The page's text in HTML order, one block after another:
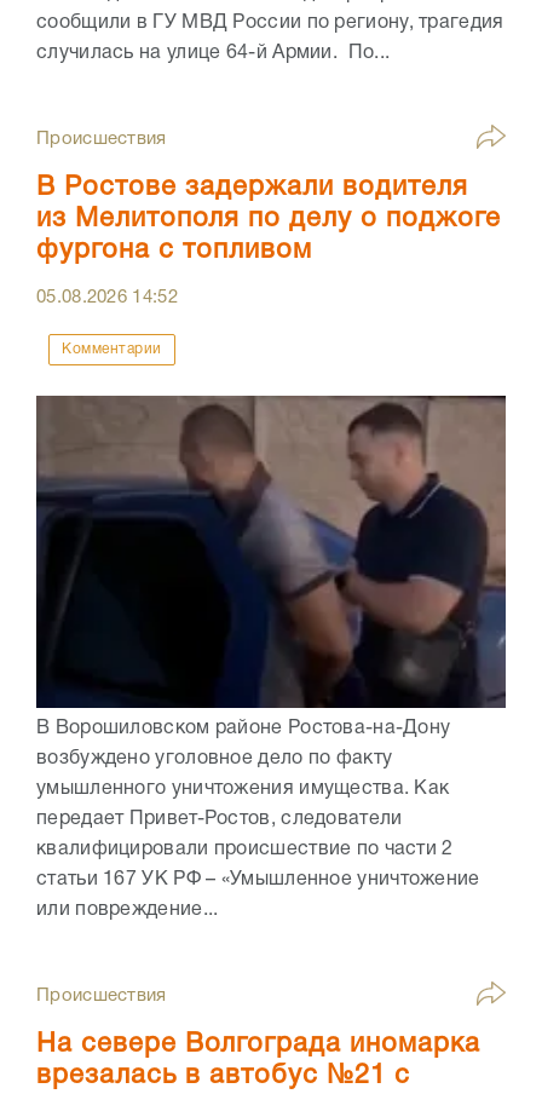
сообщили в ГУ МВД России по региону, трагедия
случилась на улице 64-й Армии. По...
Происшествия
В Ростове задержали водителя
из Мелитополя по делу о поджоге
фургона с топливом
05.08.2026 14:52
Комментарии
В Ворошиловском районе Ростова-на-Дону
возбуждено уголовное дело по факту
умышленного уничтожения имущества. Как
передает Привет-Ростов, следователи
квалифицировали происшествие по части 2
статьи 167 УК РФ – «Умышленное уничтожение
или повреждение...
Происшествия
На севере Волгограда иномарка
врезалась в автобус №21 с